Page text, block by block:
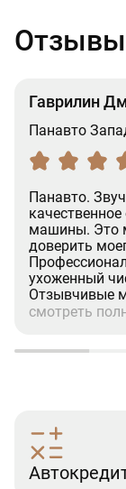
Отзывы
Гаврилин
Панавто
Панавто.
машины. Это
доверить
ухоженный
Отзывчивые
респект
смотреть